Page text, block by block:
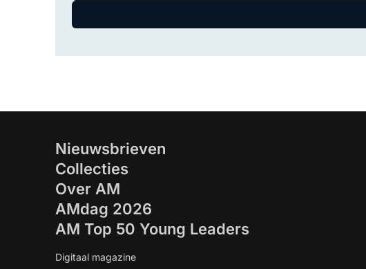
Nieuwsbrieven
Collecties
Over AM
AMdag 2026
AM Top 50 Young Leaders
Digitaal magazine